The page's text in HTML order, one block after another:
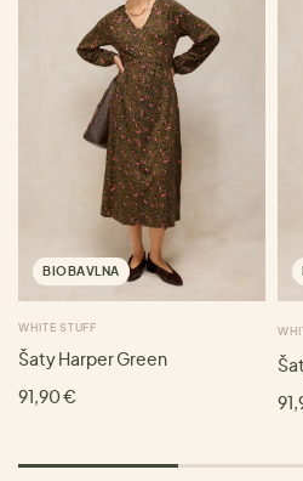
BIOBAVLNA
WHITE STUFF
Šaty Harper Green
91,90 €